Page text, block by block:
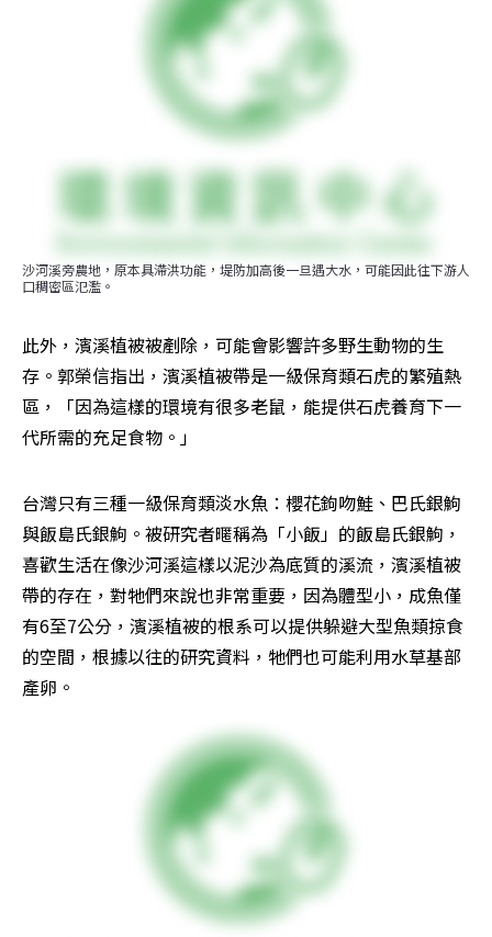
沙河溪旁農地，原本具滯洪功能，堤防加高後一旦遇大水，可能因此往下游人
口稠密區氾濫。
此外，濱溪植被被剷除，可能會影響許多野生動物的生
存。郭榮信指出，濱溪植被帶是一級保育類石虎的繁殖熱
區，「因為這樣的環境有很多老鼠，能提供石虎養育下一
代所需的充足食物。」
台灣只有三種一級保育類淡水魚：櫻花鉤吻鮭、巴氏銀鮈
與飯島氏銀鮈。被研究者暱稱為「小飯」的飯島氏銀鮈，
喜歡生活在像沙河溪這樣以泥沙為底質的溪流，濱溪植被
帶的存在，對牠們來說也非常重要，因為體型小，成魚僅
有6至7公分，濱溪植被的根系可以提供躲避大型魚類掠食
的空間，根據以往的研究資料，牠們也可能利用水草基部
產卵。